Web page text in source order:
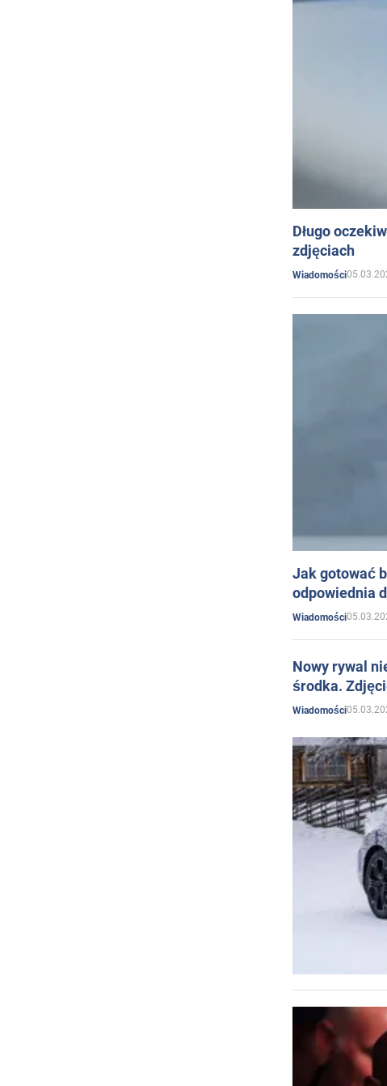
Długo
zdjęciach
Wiadomości
Jak gotować
odpowiednia
Wiadomości
Nowy rywal
środka.
Wiadomości